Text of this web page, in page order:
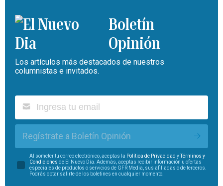
Boletín
Opinión
Los artículos más destacados de nuestros
columnistas e invitados.
Regístrate a Boletín Opinión
Al someter tu correo electrónico, aceptas la Política de Privacidad yTérminos y
Condiciones de El Nuevo Día. Además, aceptas recibir información u ofertas
especiales de productos o servicios de GFR Media, sus afiliadas o de terceros.
Podrás optar salirte de los boletines en cualquier momento.